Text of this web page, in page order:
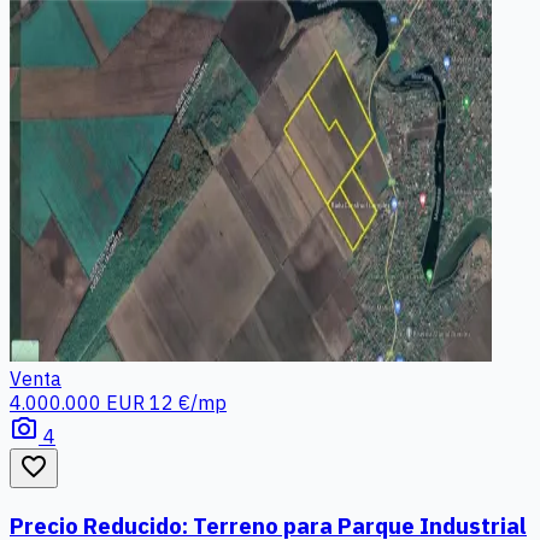
Venta
4.000.000 EUR 12 €/mp
photo_camera 4
favorite_border
Precio Reducido: Terreno para Parque Industrial